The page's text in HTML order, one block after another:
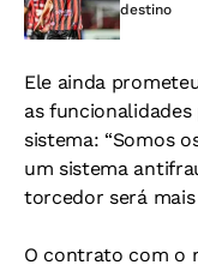
destino
Ele ainda
as
sistema: “Somos
um sistema
torcedor será
O contrato com o